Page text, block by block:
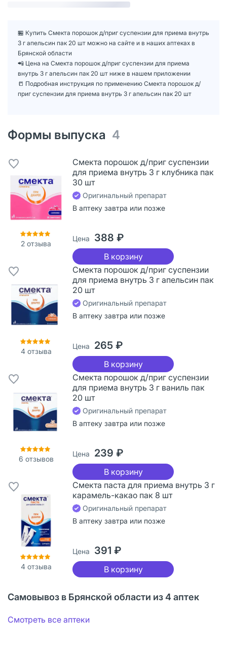
🏪 Купить Смекта порошок д/приг суспензии для приема внутрь
3 г апельсин пак 20 шт можно на сайте и в наших аптеках в
Брянской области
📲 Цена на Смекта порошок д/приг суспензии для приема
внутрь 3 г апельсин пак 20 шт ниже в нашем приложении
📒 Подробная инструкция по применению Смекта порошок д/
приг суспензии для приема внутрь 3 г апельсин пак 20 шт
Формы выпуска 4
2 отзыва
Смекта порошок д/приг суспензии
для приема внутрь 3 г клубника пак
30 шт
Оригинальный препарат
В аптеку завтра или позже
Цена 388 ₽
В корзину
4отзыва
Смекта порошок д/приг суспензии
для приема внутрь 3 г апельсин пак
20 шт
Оригинальный препарат
В аптеку завтра или позже
Цена 265 ₽
В корзину
6 отзывов
Смекта порошок д/приг суспензии
для приема внутрь 3 г ваниль пак
20 шт
Оригинальный препарат
В аптеку завтра или позже
Цена 239 ₽
В корзину
4отзыва
Смекта паста для приема внутрь 3 г
карамель-какао пак 8 шт
Оригинальный препарат
В аптеку завтра или позже
Цена 391 ₽
В корзину
Самовывоз в Брянской области из 4 аптек
Смотреть все аптеки